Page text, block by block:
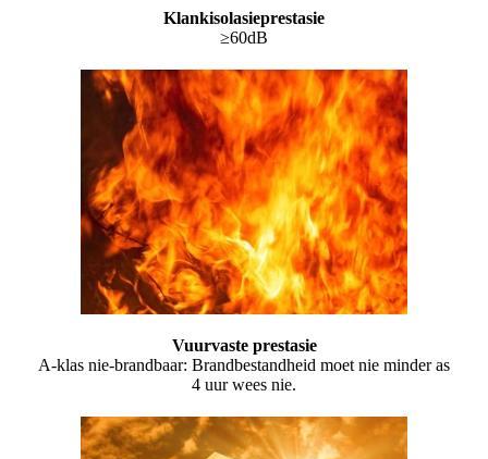
Klankisolasieprestasie
≥60dB
Vuurvaste prestasie
A-klas nie-brandbaar: Brandbestandheid moet nie minder as
4 uur wees nie.